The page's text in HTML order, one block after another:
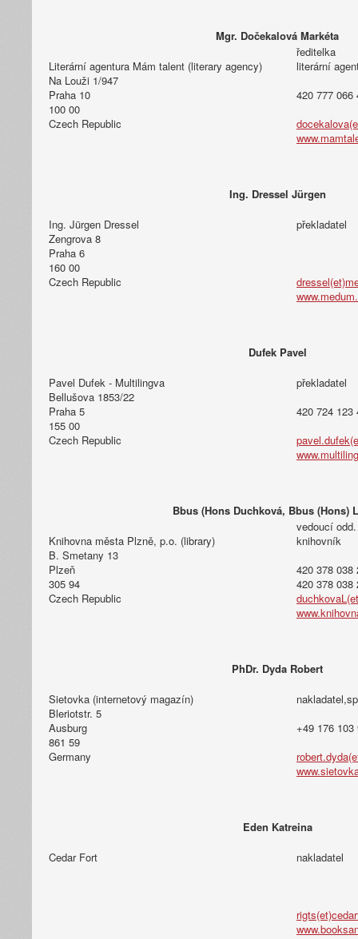
Mgr. Dočekalová Markéta
Literární agentura Mám talent (literary agency)
Na Louži 1/947
Praha 10
100 00
Czech Republic
ředitelka
literární
420 777 066
Ing. Dressel Jürgen
Ing. Jürgen Dressel
Zengrova 8
Praha 6
160 00
Czech Republic
překladatel
Dufek Pavel
Pavel Dufek - Multilingva
Bellušova 1853/22
Praha 5
155 00
Czech Republic
překladatel
420 724 123
Bbus (Hons Duchková, Bbus (Hons)
Knihovna města Plzně, p.o. (library)
B. Smetany 13
Plzeň
305 94
Czech Republic
vedoucí
knihovník
420 378 038
420 378 038
PhDr. Dyda Robert
Sietovka (internetový magazín)
Bleriotstr. 5
Ausburg
861 59
Germany
+49 176 103
Eden Katreina
Cedar Fort
nakladatel